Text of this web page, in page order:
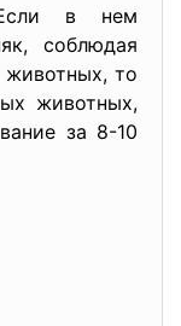
Если в нем
соблюдая
то
животных,
за 8-10